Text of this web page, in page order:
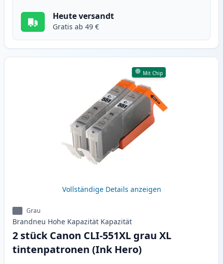
Heute versandt
Gratis ab 49 €
Mit Chip
Vollständige Details anzeigen
Grau
Brandneu Hohe Kapazität Kapazität
2 stück Canon CLI-551XL grau XL
tintenpatronen (Ink Hero)